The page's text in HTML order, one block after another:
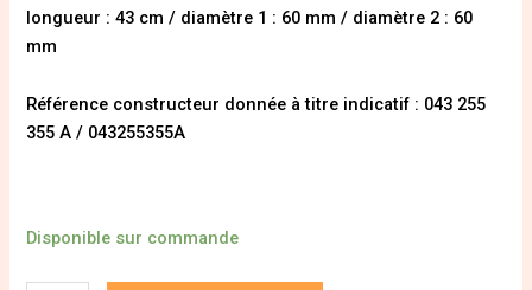
longueur : 43 cm / diamètre 1 : 60 mm / diamètre 2 : 60
mm
Référence constructeur donnée à titre indicatif : 043 255
355 A / 043255355A
Disponible sur commande